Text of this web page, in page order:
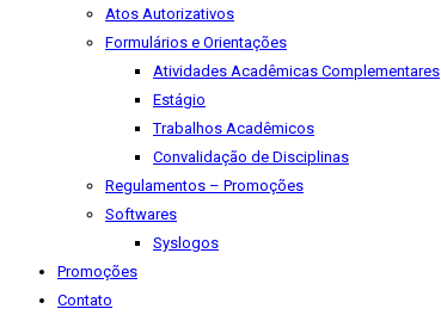
Atos Autorizativos
Formulários e Orientações
Atividades Acadêmicas Complementares
Estágio
Trabalhos Acadêmicos
Convalidação de Disciplinas
Regulamentos – Promoções
Softwares
Syslogos
Promoções
Contato